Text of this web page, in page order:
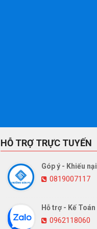
HỖ TRỢ TRỰC TUYẾN
Góp ý - Khiếu nại
0819007117
Hỗ trợ - Kế Toán
0962118060